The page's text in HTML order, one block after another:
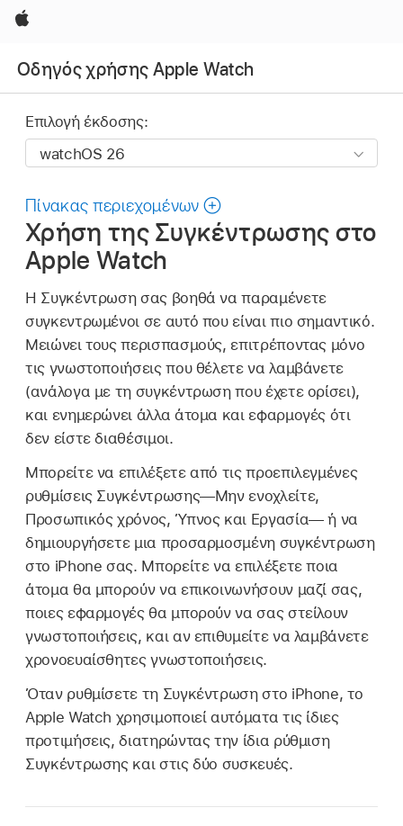
Apple
Οδηγός χρήσης Apple Watch
Επιλογή έκδοσης:
Πίνακας περιεχομένων
Χρήση της Συγκέντρωσης στο
Apple Watch
Η Συγκέντρωση σας βοηθά να παραμένετε
συγκεντρωμένοι σε αυτό που είναι πιο σημαντικό.
Μειώνει τους περισπασμούς, επιτρέποντας μόνο
τις γνωστοποιήσεις που θέλετε να λαμβάνετε
(ανάλογα με τη συγκέντρωση που έχετε ορίσει),
και ενημερώνει άλλα άτομα και εφαρμογές ότι
δεν είστε διαθέσιμοι.
Μπορείτε να επιλέξετε από τις προεπιλεγμένες
ρυθμίσεις Συγκέντρωσης—Μην ενοχλείτε,
Προσωπικός χρόνος, Ύπνος και Εργασία— ή να
δημιουργήσετε μια προσαρμοσμένη συγκέντρωση
στο iPhone σας. Μπορείτε να επιλέξετε ποια
άτομα θα μπορούν να επικοινωνήσουν μαζί σας,
ποιες εφαρμογές θα μπορούν να σας στείλουν
γνωστοποιήσεις, και αν επιθυμείτε να λαμβάνετε
χρονοευαίσθητες γνωστοποιήσεις.
Όταν ρυθμίσετε τη Συγκέντρωση στο iPhone, το
Apple Watch χρησιμοποιεί αυτόματα τις ίδιες
προτιμήσεις, διατηρώντας την ίδια ρύθμιση
Συγκέντρωσης και στις δύο συσκευές.